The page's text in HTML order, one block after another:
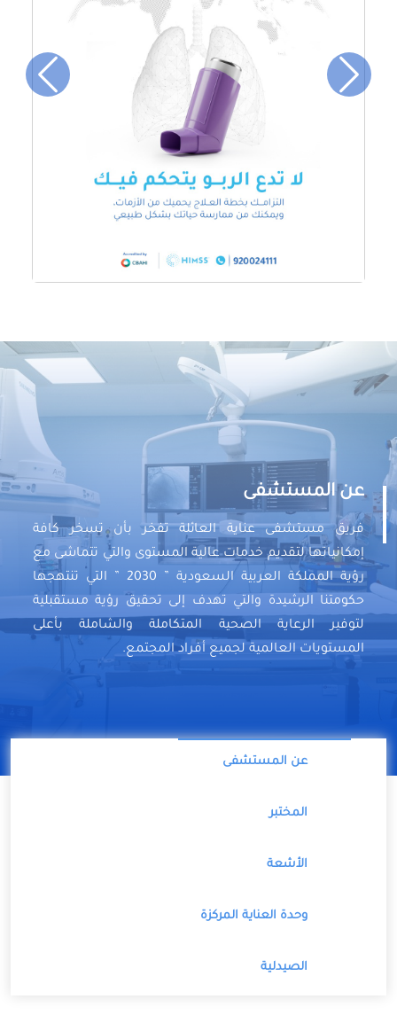
عن المستشفى
فريق مستشفى عناية العائلة تفخر بأن تسخر كافة
إمكانياتها لتقديم خدمات عالية المستوى والتي تتماشى مع
رؤية المملكة العربية السعودية ” 2030 ” التي تنتهجها
حكومتنا الرشيدة والتي تهدف إلى تحقيق رؤية مستقبلية
لتوفير الرعاية الصحية المتكاملة والشاملة بأعلى
المستويات العالمية لجميع أفراد المجتمع.
عن المستشفى
المختبر
الأشعة
وحدة العناية المركزة
الصيدلية